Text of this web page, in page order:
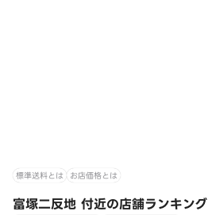
標準送料とは お店価格とは
富塚二反地 付近の店舗ランキング